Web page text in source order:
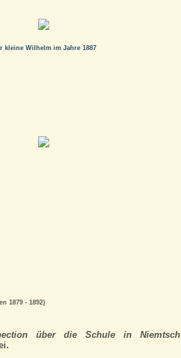
kleine Wilhelm im Jahre 1887
1879 - 1892)
über die Schule in Niemtsch